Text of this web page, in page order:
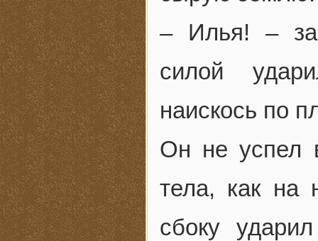
– Илья! –
силой
наискось по
Он не успел
тела, как на
сбоку